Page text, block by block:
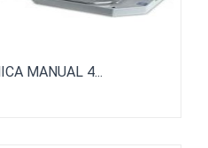
MANUAL 4...